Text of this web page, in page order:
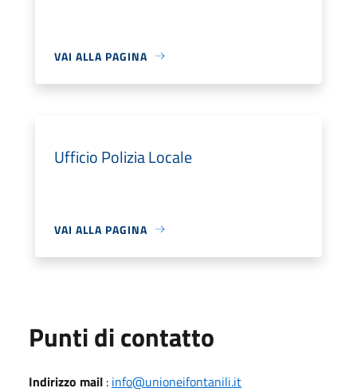
VAI ALLA PAGINA
Ufficio Polizia Locale
VAI ALLA PAGINA
Punti di contatto
Indirizzo mail : info@unioneifontanili.it